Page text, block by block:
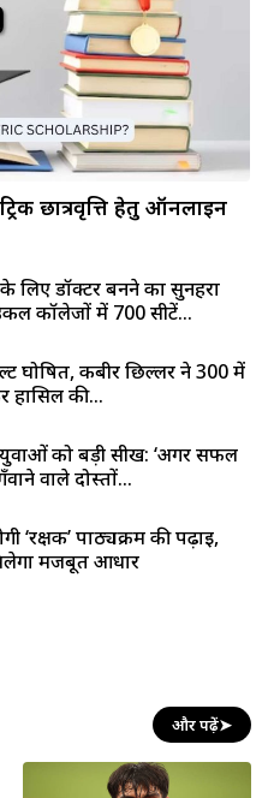
छात्रवृत्ति हेतु ऑनलाइन
लिए डॉक्टर बनने का सुनहरा
कॉलेजों में 700 सीटें...
घोषित, कबीर छिल्लर ने 300 में
की...
को बड़ी सीख: ‘अगर सफल
वाले दोस्तों...
‘रक्षक’ पाठ्यक्रम की पढ़ाई,
मजबूत आधार
और पढ़ें➤